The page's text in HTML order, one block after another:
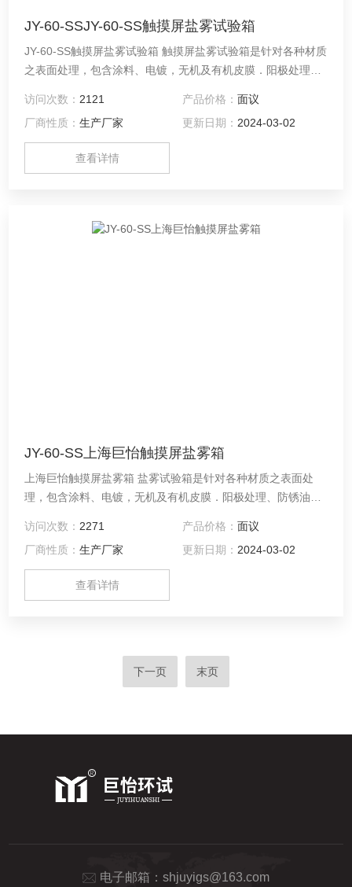
JY-60-SSJY-60-SS触摸屏盐雾试验箱
JY-60-SS触摸屏盐雾试验箱 触摸屏盐雾试验箱是针对各种材质
之表面处理，包含涂料、电镀，无机及有机皮膜．阳极处理、
访问次数： 2121 产品价格： 面议
厂商性质：生产厂家 更新日期： 2024-03-02
查看详情
JY-60-SS上海巨怡触摸屏盐雾箱
上海巨怡触摸屏盐雾箱 盐雾试验箱是针对各种材质之表面处
理，包含涂料、电镀，无机及有机皮膜．阳极处理、防锈油等
访问次数： 2271 产品价格： 面议
厂商性质：生产厂家 更新日期： 2024-03-02
查看详情
下一页 末页
电子邮箱： shjuyigs@163.com